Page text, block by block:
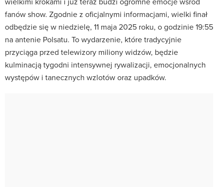
fanów show. Zgodnie z oficjalnymi informacjami, wielki finał
odbędzie się w niedzielę, 11 maja 2025 roku, o godzinie 19:55
na antenie Polsatu. To wydarzenie, które tradycyjnie
przyciąga przed telewizory miliony widzów, będzie
kulminacją tygodni intensywnej rywalizacji, emocjonalnych
występów i tanecznych wzlotów oraz upadków.